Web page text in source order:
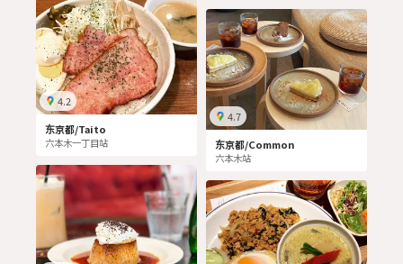
4.2
东京都/Taito
六本木一丁目站
4.7
东京都/Common
六本木站